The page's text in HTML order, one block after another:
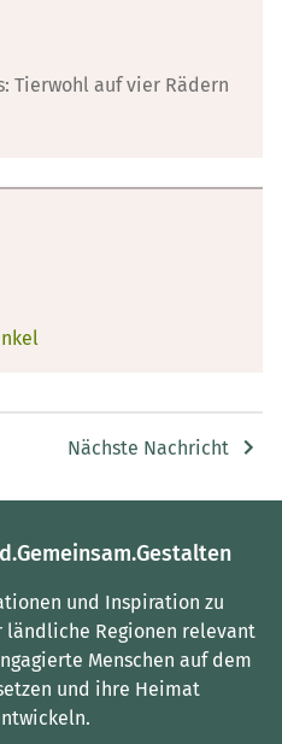
Tierwohl auf vier Rädern
Nächste Nachricht
und Inspiration zu
ländliche Regionen relevant
Menschen auf dem
und ihre Heimat